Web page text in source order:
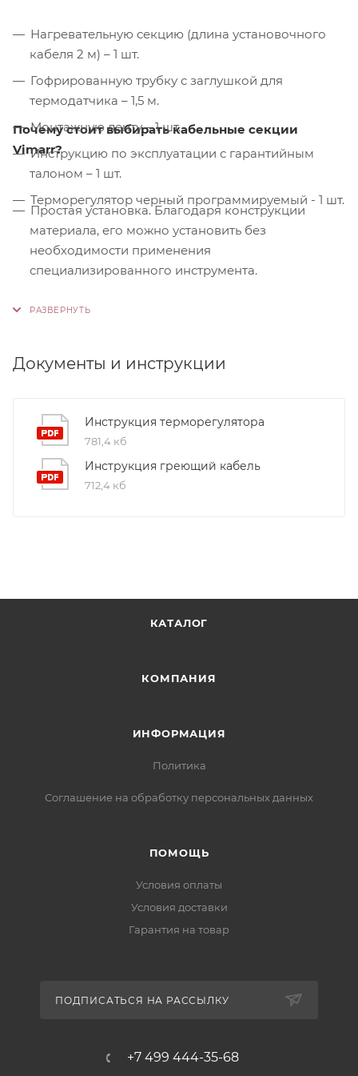
Нагревательную секцию (длина установочного
кабеля 2 м) – 1 шт.
Гофрированную трубку с заглушкой для
термодатчика – 1,5 м.
Монтажную ленту – 1 шт.
Инструкцию по эксплуатации с гарантийным
талоном – 1 шт.
Терморегулятор черный программируемый - 1 шт.
Почему стоит выбирать кабельные секции
Vimarr?
Простая установка. Благодаря конструкции
материала, его можно установить без
необходимости применения
специализированного инструмента.
используются только высококачественные
9001:2015. Это обеспечивает надежность и
Документы и инструкции
Инструкция терморегулятора
781,4 кб
Инструкция греющий кабель
712,4 кб
КАТАЛОГ
КОМПАНИЯ
ИНФОРМАЦИЯ
Политика
Соглашение на обработку персональных данных
ПОМОЩЬ
Условия оплаты
Условия доставки
Гарантия на товар
ПОДПИСАТЬСЯ НА РАССЫЛКУ
+7 499 444-35-68